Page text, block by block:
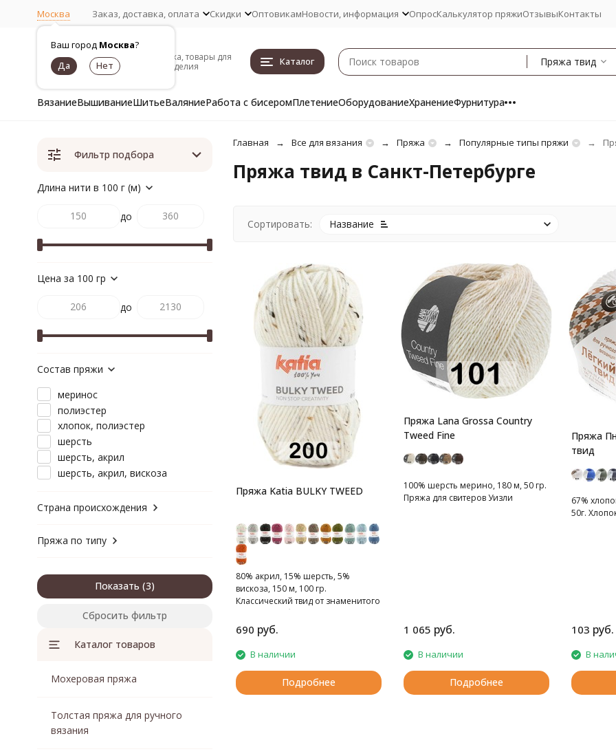
Москва
Ваш город Москва?
Заказ, доставка, оплата Скидки ОптовикамНовости, информация ОпросКалькулятор пряжиОтзывыКонтакты
Пряжа, товары для
рукоделия
Каталог Пряжа твид
ВязаниеВышиваниеШитьеВаляниеРабота с бисеромПлетениеОборудованиеХранениеФурнитура
Главная Все для вязания Пряжа Популярные типы пряжи
Пряжа твид в Санкт-Петербурге
Сортировать: Название
Пряжа Katia BULKY TWEED
80% акрил, 15% шерсть, 5%
вискоза, 150 м, 100 гр.
Классический твид от знаменитого
испанского бренда.
690 руб.
В наличии
Подробнее
Пряжа Lana Grossa Country
Tweed Fine
100% шерсть мерино, 180 м, 50 гр.
Пряжа для свитеров Уизли
1 065 руб.
В наличии
Подробнее
Пряжа
твид
67%
50г.
103 руб.
В
Фильтр подбора
Длина нити в 100 г (м)
до
Цена за 100 гр
до
Состав пряжи
меринос
полиэстер
хлопок, полиэстер
шерсть
шерсть, акрил
шерсть, акрил, вискоза
Страна происхождения
Пряжа по типу
Показать
Сбросить фильтр
Каталог товаров
Мохеровая пряжа
Толстая пряжа для ручного
вязания